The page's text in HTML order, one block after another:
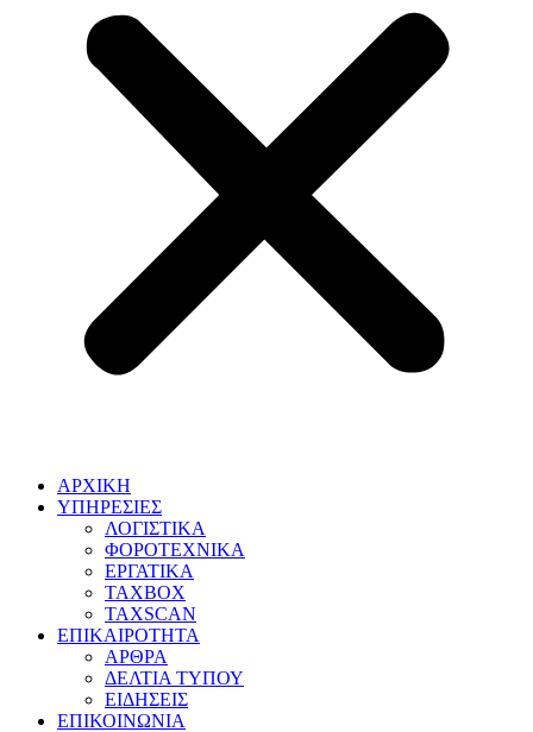
ΑΡΧΙΚΗ
ΥΠΗΡΕΣΙΕΣ
ΛΟΓΙΣΤΙΚΑ
ΦΟΡΟΤΕΧΝΙΚΑ
ΕΡΓΑΤΙΚΑ
TAXBOX
TAXSCAN
ΕΠΙΚΑΙΡΟΤΗΤΑ
ΑΡΘΡΑ
ΔΕΛΤΙΑ ΤΥΠΟΥ
ΕΙΔΗΣΕΙΣ
ΕΠΙΚΟΙΝΩΝΙΑ